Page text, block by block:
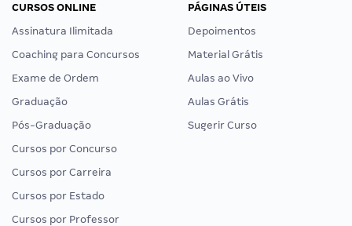
CURSOS ONLINE
Assinatura Ilimitada
Coaching para Concursos
Exame de Ordem
Graduação
Pós-Graduação
Cursos por Concurso
Cursos por Carreira
Cursos por Estado
Cursos por Professor
PÁGINAS ÚTEIS
Depoimentos
Material Grátis
Aulas ao Vivo
Aulas Grátis
Sugerir Curso